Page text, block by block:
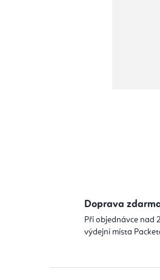
Doprava
Při objednávce nad
výdejní místa